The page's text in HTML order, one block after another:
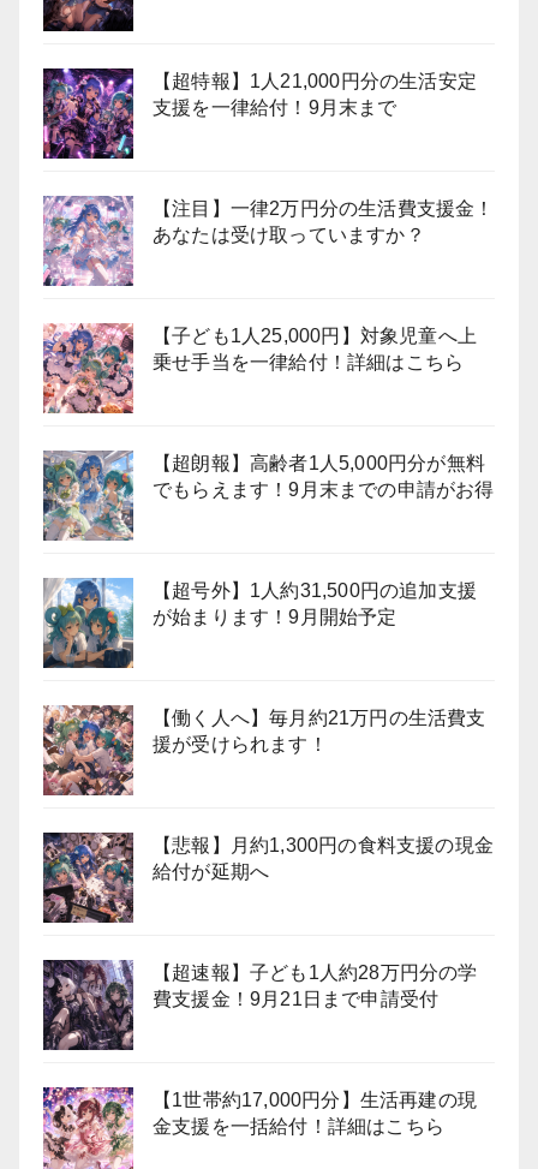
【超特報】1人21,000円分の生活安定
支援を一律給付！9月末まで
【注目】一律2万円分の生活費支援金！
あなたは受け取っていますか？
【子ども1人25,000円】対象児童へ上
乗せ手当を一律給付！詳細はこちら
【超朗報】高齢者1人5,000円分が無料
でもらえます！9月末までの申請がお得
【超号外】1人約31,500円の追加支援
が始まります！9月開始予定
【働く人へ】毎月約21万円の生活費支
援が受けられます！
【悲報】月約1,300円の食料支援の現金
給付が延期へ
【超速報】子ども1人約28万円分の学
費支援金！9月21日まで申請受付
【1世帯約17,000円分】生活再建の現
金支援を一括給付！詳細はこちら